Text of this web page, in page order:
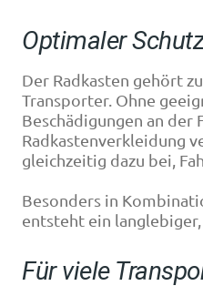
Optimaler
Der Radkasten gehört
Transporter. Ohne
Beschädigungen an der
Radkastenverkleidung
gleichzeitig dazu bei,
Besonders in
entsteht ein
Für viele